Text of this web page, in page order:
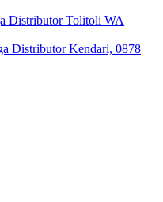
Distributor Tolitoli WA
Distributor Kendari, 0878